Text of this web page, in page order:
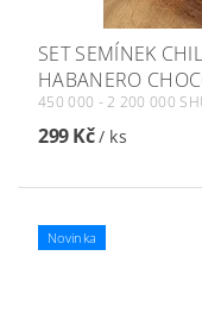
SET SEMÍNEK
HABANERO
450 000 - 2 200 000
299 Kč/ ks
Novinka